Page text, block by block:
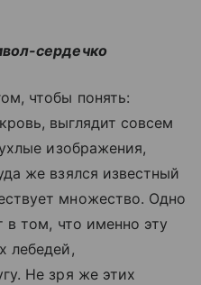
сердечко
чтобы понять:
выглядит совсем
изображения,
же взялся известный
множество. Одно
в том, что именно эту
лебедей,
Не зря же этих